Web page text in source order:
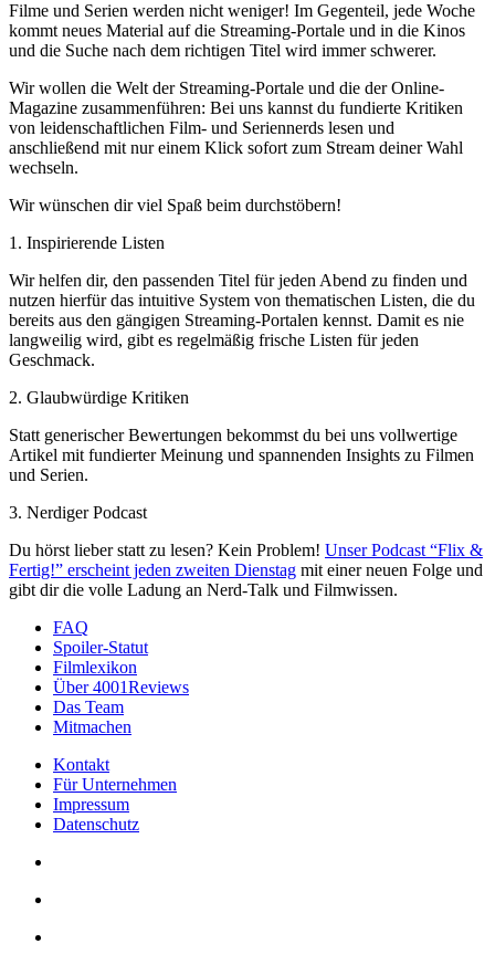
Filme und Serien werden nicht weniger! Im Gegenteil, jede Woche
kommt neues Material auf die Streaming-Portale und in die Kinos
und die Suche nach dem richtigen Titel wird immer schwerer.
Wir wollen die Welt der Streaming-Portale und die der Online-
Magazine zusammenführen: Bei uns kannst du fundierte Kritiken
von leidenschaftlichen Film- und Seriennerds lesen und
anschließend mit nur einem Klick sofort zum Stream deiner Wahl
wechseln.
Wir wünschen dir viel Spaß beim durchstöbern!
1. Inspirierende Listen
Wir helfen dir, den passenden Titel für jeden Abend zu finden und
nutzen hierfür das intuitive System von thematischen Listen, die du
bereits aus den gängigen Streaming-Portalen kennst. Damit es nie
langweilig wird, gibt es regelmäßig frische Listen für jeden
Geschmack.
2. Glaubwürdige Kritiken
Statt generischer Bewertungen bekommst du bei uns vollwertige
Artikel mit fundierter Meinung und spannenden Insights zu Filmen
und Serien.
3. Nerdiger Podcast
Du hörst lieber statt zu lesen? Kein Problem! Unser Podcast “Flix &
Fertig!” erscheint jeden zweiten Dienstag mit einer neuen Folge und
gibt dir die volle Ladung an Nerd-Talk und Filmwissen.
FAQ
Spoiler-Statut
Filmlexikon
Über 4001Reviews
Das Team
Mitmachen
Kontakt
Für Unternehmen
Impressum
Datenschutz